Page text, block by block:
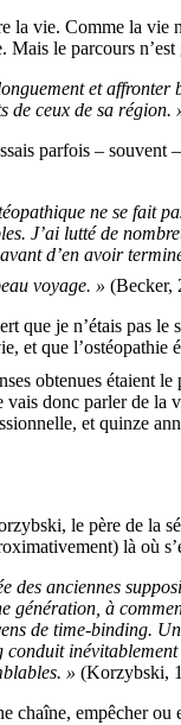
la vie. Comme la
Mais le parcours
et affronter
de ceux de sa région.
parfois –
ne se fait
J’ai lutté de
d’en avoir
voyage. » (Becker,
que je n’étais pas
et que
obtenues étaient
donc parler de la
et quinze
le père de la
là où
des anciennes
génération, à
de time-binding.
» (Korzybski,
chaîne, empêcher